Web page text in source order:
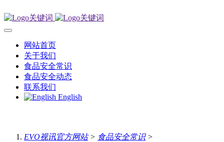
网站首页
关于我们
食品安全常识
食品安全动态
联系我们
English
EVO视讯官方网站> 食品安全常识>